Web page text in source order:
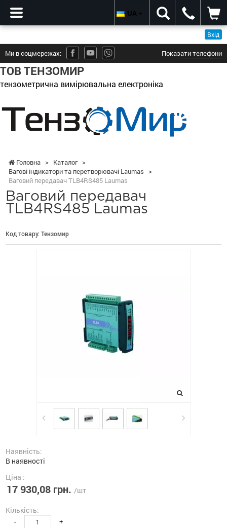
Вхід
Ми в соцмережах: Показати телефони
ТОВ ТЕНЗОМИР
тензометрична вимірювальна електроніка
UA
Головна > Каталог >
Вагові індикатори та перетворювачі Laumas
>
Ваговий передавач TLB4RS485 Laumas
Ваговий передавач
TLB4RS485 Laumas
Код товару: Тензомир
Наявність:
В наявності
Ціна :
17 930,08 грн. /шт
Кількість:
- +